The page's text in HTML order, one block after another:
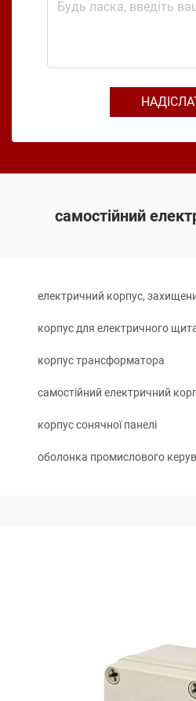
самостійний
електричний корпус,
корпус для електричного
корпус трансформатора
самостійний електричний
корпус сонячної панелі
оболонка промислового